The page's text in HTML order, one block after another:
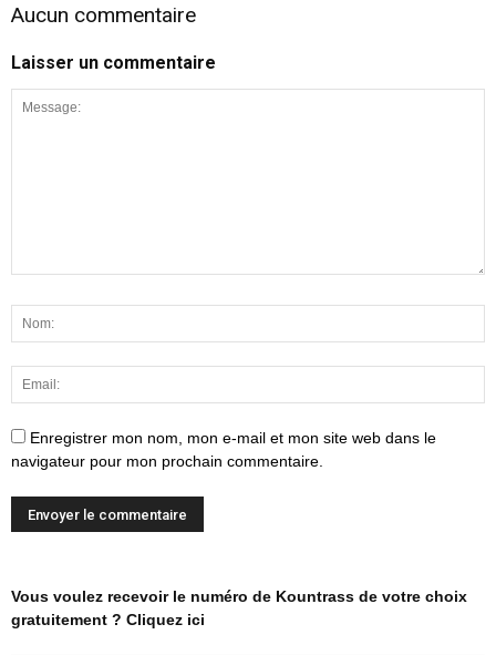
Aucun commentaire
Laisser un commentaire
Enregistrer mon nom, mon e-mail et mon site web dans le
navigateur pour mon prochain commentaire.
Vous voulez recevoir le numéro de Kountrass de votre choix
gratuitement ? Cliquez ici